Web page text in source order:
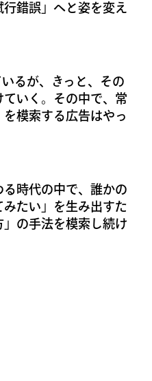
錯誤」へと姿を変え
るが、きっと、その
いく。その中で、常
模索する広告はやっ
時代の中で、誰かの
みたい」を生み出すた
の手法を模索し続け